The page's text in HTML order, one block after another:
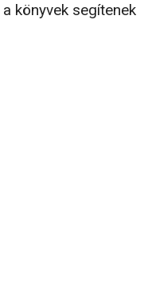
könyvek segítenek